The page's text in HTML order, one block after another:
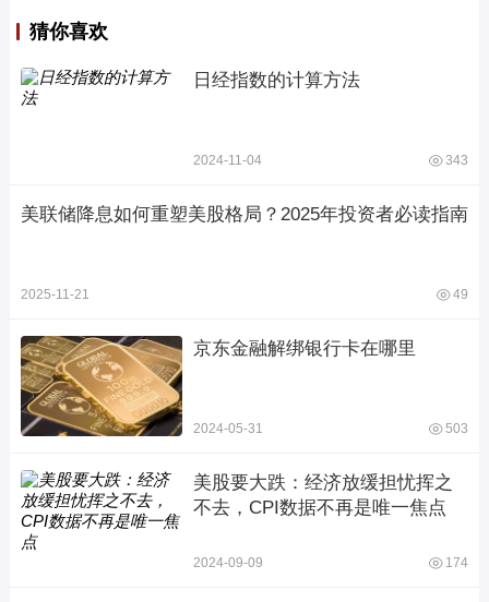
猜你喜欢
日经指数的计算方法
2024-11-04 343
美联储降息如何重塑美股格局？2025年投资者必读指南
2025-11-21 49
京东金融解绑银行卡在哪里
2024-05-31 503
美股要大跌：经济放缓担忧挥之
不去，CPI数据不再是唯一焦点
2024-09-09 174